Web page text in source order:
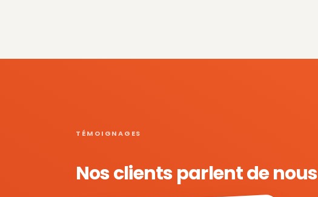
TÉMOIGNAGES
Nos clients parlent de nous